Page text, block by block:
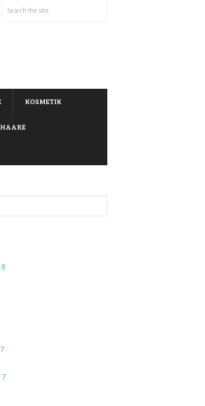
KOSMETIK